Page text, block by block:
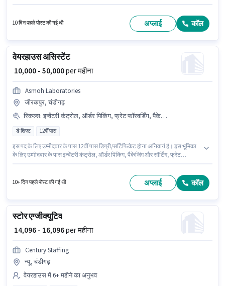
श्रेणी में रिसेप्शनिस्ट एग्जीक्यूटिव के रूप में जुड़ें।
10 दिन पहले पोस्ट की गई थी अप्लाई कॉल
वेयरहाउस असिस्टेंट
₹ 10,000 - 50,000per महीना
Asmoh Laboratories
जीरकपुर, चंडीगढ़
स्किल्स: इन्वेंटरी कंट्रोल, ऑर्डर पिकिंग, फ्रेट फॉरवर्डिंग, पैकेजिंग और सॉर्टिंग
डे शिफ्ट 12वीं पास
इस पद के लिए उम्मीदवार के पास 12वीं पास डिग्री/सर्टिफिकेट होना अनिवार्य है। इस भूमिका
के लिए उम्मीदवार के पास इन्वेंटरी कंट्रोल, ऑर्डर पिकिंग, पैकेजिंग और सॉर्टिंग, फ्रेट
है। यह नौकरी जीरकपुर, चंडीगढ़ में स्थित है। यह भूमिका फुल टाइम की है, डे शिफ्ट के साथ
10+ दिन पहले पोस्ट की गई थी अप्लाई कॉल
स्टोर एग्जीक्यूटिव
₹ 14,096 - 16,096per महीना
Century Staffing
न्यू, चंडीगढ़
वेयरहाउस में 6+ महीने का अनुभव